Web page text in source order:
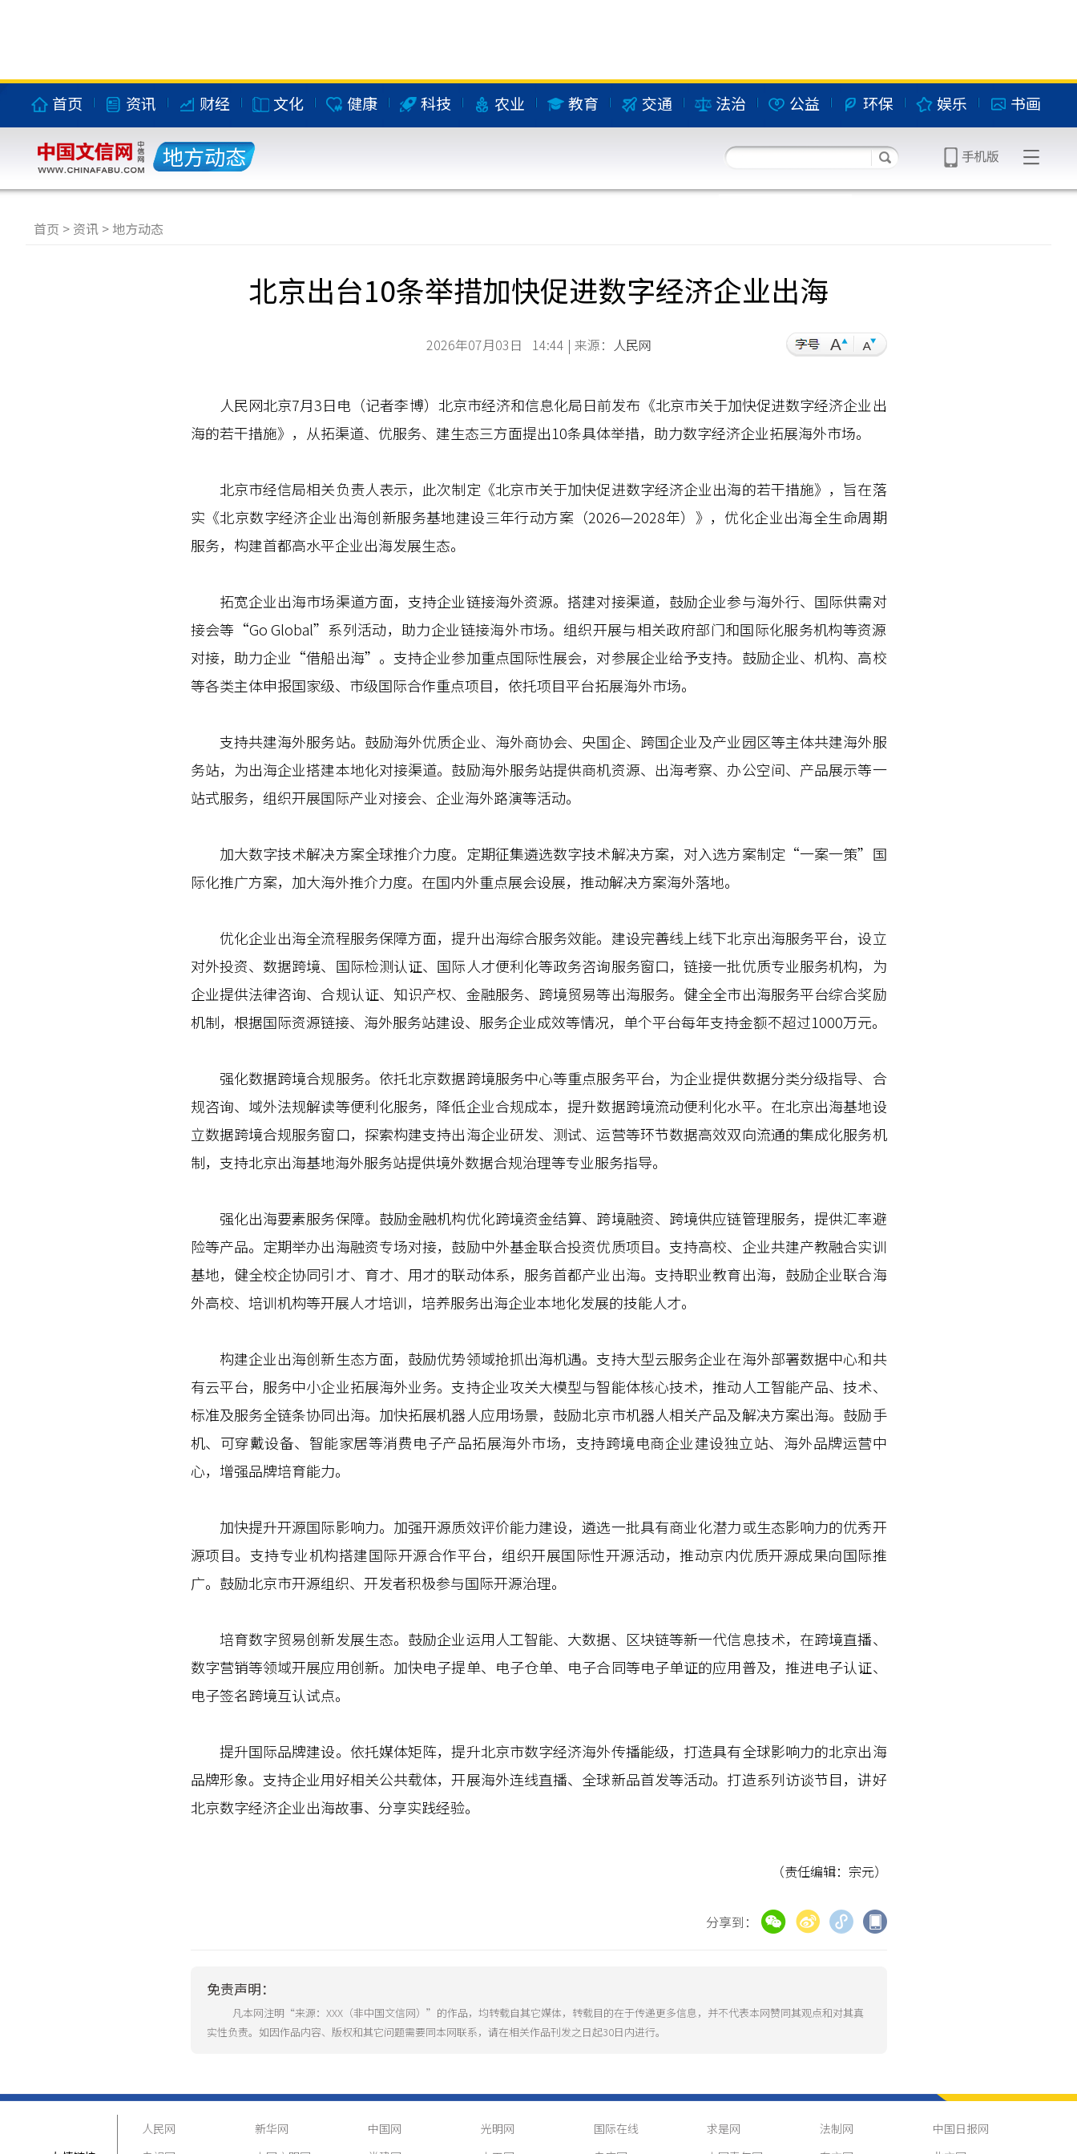
首页 资讯 财经 文化 健康 科技 农业 教育 交通 法治 公益 环保 娱乐 书画
地方动态
首页 > 资讯 > 地方动态
北京出台10条举措加快促进数字经济企业出海
2026年07月03日 14:44 | 来源： 人民网
人民网北京7月3日电（记者李博）北京市经济和信息化局日前发布《北京市关于加快促进数字经济企业出
海的若干措施》，从拓渠道、优服务、建生态三方面提出10条具体举措，助力数字经济企业拓展海外市场。
北京市经信局相关负责人表示，此次制定《北京市关于加快促进数字经济企业出海的若干措施》，旨在落
实《北京数字经济企业出海创新服务基地建设三年行动方案（2026—2028年）》，优化企业出海全生命周期
服务，构建首都高水平企业出海发展生态。
拓宽企业出海市场渠道方面，支持企业链接海外资源。搭建对接渠道，鼓励企业参与海外行、国际供需对
接会等“Go Global”系列活动，助力企业链接海外市场。组织开展与相关政府部门和国际化服务机构等资源
对接，助力企业“借船出海”。支持企业参加重点国际性展会，对参展企业给予支持。鼓励企业、机构、高校
等各类主体申报国家级、市级国际合作重点项目，依托项目平台拓展海外市场。
支持共建海外服务站。鼓励海外优质企业、海外商协会、央国企、跨国企业及产业园区等主体共建海外服
务站，为出海企业搭建本地化对接渠道。鼓励海外服务站提供商机资源、出海考察、办公空间、产品展示等一
站式服务，组织开展国际产业对接会、企业海外路演等活动。
加大数字技术解决方案全球推介力度。定期征集遴选数字技术解决方案，对入选方案制定“一案一策”国
际化推广方案，加大海外推介力度。在国内外重点展会设展，推动解决方案海外落地。
优化企业出海全流程服务保障方面，提升出海综合服务效能。建设完善线上线下北京出海服务平台，设立
对外投资、数据跨境、国际检测认证、国际人才便利化等政务咨询服务窗口，链接一批优质专业服务机构，为
企业提供法律咨询、合规认证、知识产权、金融服务、跨境贸易等出海服务。健全全市出海服务平台综合奖励
机制，根据国际资源链接、海外服务站建设、服务企业成效等情况，单个平台每年支持金额不超过1000万元。
强化数据跨境合规服务。依托北京数据跨境服务中心等重点服务平台，为企业提供数据分类分级指导、合
规咨询、域外法规解读等便利化服务，降低企业合规成本，提升数据跨境流动便利化水平。在北京出海基地设
立数据跨境合规服务窗口，探索构建支持出海企业研发、测试、运营等环节数据高效双向流通的集成化服务机
制，支持北京出海基地海外服务站提供境外数据合规治理等专业服务指导。
强化出海要素服务保障。鼓励金融机构优化跨境资金结算、跨境融资、跨境供应链管理服务，提供汇率避
险等产品。定期举办出海融资专场对接，鼓励中外基金联合投资优质项目。支持高校、企业共建产教融合实训
基地，健全校企协同引才、育才、用才的联动体系，服务首都产业出海。支持职业教育出海，鼓励企业联合海
外高校、培训机构等开展人才培训，培养服务出海企业本地化发展的技能人才。
构建企业出海创新生态方面，鼓励优势领域抢抓出海机遇。支持大型云服务企业在海外部署数据中心和共
有云平台，服务中小企业拓展海外业务。支持企业攻关大模型与智能体核心技术，推动人工智能产品、技术、
标准及服务全链条协同出海。加快拓展机器人应用场景，鼓励北京市机器人相关产品及解决方案出海。鼓励手
机、可穿戴设备、智能家居等消费电子产品拓展海外市场，支持跨境电商企业建设独立站、海外品牌运营中
心，增强品牌培育能力。
加快提升开源国际影响力。加强开源质效评价能力建设，遴选一批具有商业化潜力或生态影响力的优秀开
源项目。支持专业机构搭建国际开源合作平台，组织开展国际性开源活动，推动京内优质开源成果向国际推
广。鼓励北京市开源组织、开发者积极参与国际开源治理。
培育数字贸易创新发展生态。鼓励企业运用人工智能、大数据、区块链等新一代信息技术，在跨境直播、
数字营销等领域开展应用创新。加快电子提单、电子仓单、电子合同等电子单证的应用普及，推进电子认证、
电子签名跨境互认试点。
提升国际品牌建设。依托媒体矩阵，提升北京市数字经济海外传播能级，打造具有全球影响力的北京出海
品牌形象。支持企业用好相关公共载体，开展海外连线直播、全球新品首发等活动。打造系列访谈节目，讲好
北京数字经济企业出海故事、分享实践经验。
（责任编辑：宗元）
分享到：
免责声明：
凡本网注明“来源：XXX（非中国文信网）”的作品，均转载自其它媒体，转载目的在于传递更多信息，并不代表本网赞同其观点和对其真
实性负责。如因作品内容、版权和其它问题需要同本网联系，请在相关作品刊发之日起30日内进行。
人民网 新华网 中国网 光明网 国际在线 求是网 法制网
中国日报网